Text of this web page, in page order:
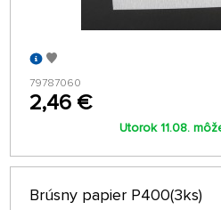
79787060
2,46 €
Utorok 11.08.
Brúsny papier P400(3ks)